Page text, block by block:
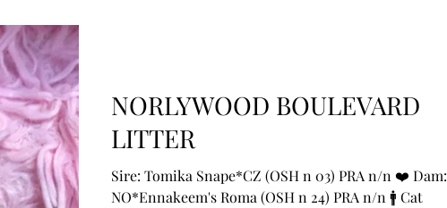
spagna
NORLYWOOD BOULEVARD
LITTER
Sire: Tomika Snape*CZ (OSH n 03) PRA n/n ❤️ Dam:
NO*Ennakeem's Roma (OSH n 24) PRA n/n 🚹 Cat